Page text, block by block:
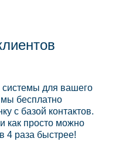
для вашего
мы бесплатно
с базой контактов.
как просто можно
4 раза быстрее!